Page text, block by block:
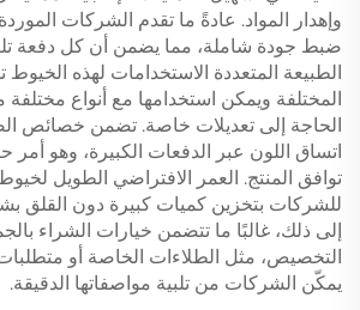
وإهدار المواد. عادةً ما تقدم الشركات
ضبط جودة شاملة، مما يضمن أن كل دفعة
الطبيعة المتعددة الاستخدامات لهذه الخيوط
المختلفة ويمكن استخدامها مع أنواع مختلفة
الحاجة إلى تعديلات خاصة. تضمن خصائص
اتساق اللون عبر الدفعات الكبيرة، وهو
توافق المنتج. العمر الافتراضي الطويل
للشركات بتخزين كميات كبيرة دون القلق
إلى ذلك، غالبًا ما تتضمن خيارات الشراء
التخصيص، مثل الطلاءات الخاصة أو
يمكّن الشركات من تلبية مواصفاتها الدقيقة.